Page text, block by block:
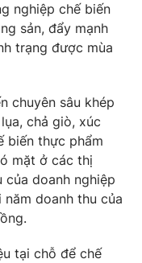
không có sự chấp
khi phát hành lại
nghiệp chế biến
sản, đẩy mạnh
trạng được mùa
chuyên sâu khép
chả giò, xúc
biến thực phẩm
mặt ở các thị
doanh nghiệp
doanh thu của
tại chỗ để chế